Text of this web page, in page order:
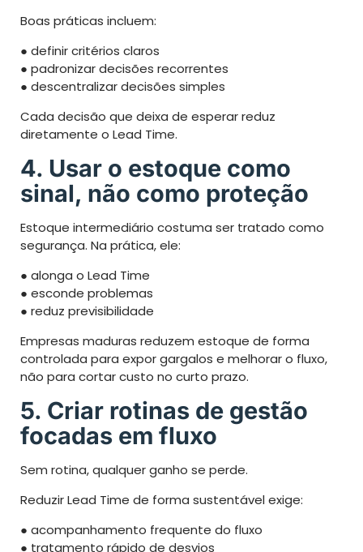
Boas práticas incluem:
● definir critérios claros
● padronizar decisões recorrentes
● descentralizar decisões simples
Cada decisão que deixa de esperar reduz
diretamente o Lead Time.
4. Usar o estoque como
sinal, não como proteção
Estoque intermediário costuma ser tratado como
segurança. Na prática, ele:
● alonga o Lead Time
● esconde problemas
● reduz previsibilidade
Empresas maduras reduzem estoque de forma
controlada para expor gargalos e melhorar o fluxo,
não para cortar custo no curto prazo.
5. Criar rotinas de gestão
focadas em fluxo
Sem rotina, qualquer ganho se perde.
Reduzir Lead Time de forma sustentável exige:
● acompanhamento frequente do fluxo
● tratamento rápido de desvios